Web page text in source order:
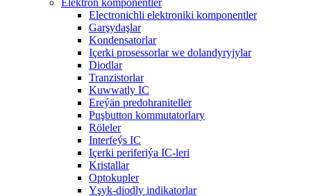
Elektron komponentler
Electronichli elektroniki komponentler
Garşydaşlar
Kondensatorlar
Içerki prosessorlar we dolandyryjylar
Diodlar
Tranzistorlar
Kuwwatly IC
Ereýän predohraniteller
Puşbutton kommutatorlary
Röleler
Interfeýs IC
Içerki periferiýa IC-leri
Kristallar
Optokupler
Yşyk-diodly indikatorlar